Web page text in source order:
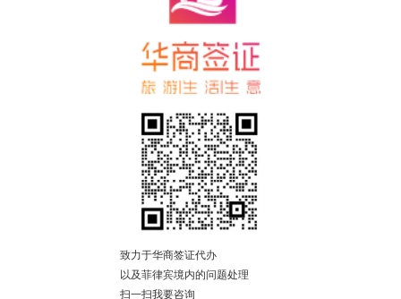
致力于华商签证代办
以及菲律宾境内的问题处理
扫一扫我要咨询